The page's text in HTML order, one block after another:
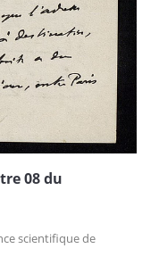
08 du
scientifique de